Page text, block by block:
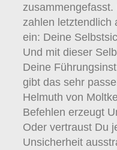
zahlen letztendlich
ein: Deine
Und mit dieser
Deine
gibt das sehr
Helmuth von
Befehlen erzeugt
Oder vertraust Du
Unsicherheit